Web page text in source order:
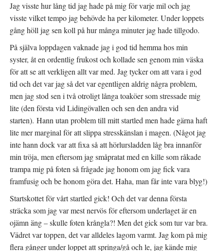
Jag visste hur lång tid jag hade på mig för varje mil och jag
visste vilket tempo jag behövde ha per kilometer. Under loppets
gång höll jag sen koll på hur många minuter jag hade tillgodo.
På själva loppdagen vaknade jag i god tid hemma hos min
syster, åt en ordentlig frukost och kollade sen genom min väska
för att se att verkligen allt var med. Jag tycker om att vara i god
tid och det var jag så det var egentligen aldrig några problem,
men jag stod sen i två otroligt långa toaköer som stressade mig
lite (den första vid Lidingövallen och sen den andra vid
starten). Hann utan problem till mitt startled men hade gärna haft
lite mer marginal för att slippa stresskänslan i magen. (Något jag
inte hann dock var att fixa så att hörlursladden låg bra innanför
min tröja, men eftersom jag småpratat med en kille som råkade
trampa mig på foten så frågade jag honom om jag fick vara
framfusig och be honom göra det. Haha, man får inte vara blyg!)
Startskottet för vårt startled gick! Och det var denna första
sträcka som jag var mest nervös för eftersom underlaget är en
ojämn äng – skulle foten krångla?! Men det gick som tur var bra.
Vädret var toppen, det var alldeles lagom varmt. Jag kom på mig
flera gånger under loppet att springa/gå och le, jag kände mig